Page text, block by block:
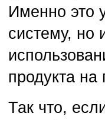
Именно это
систему, но
продукта на
Так что,